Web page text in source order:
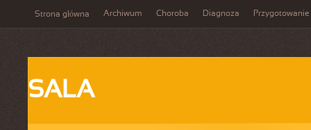
Strona główna Archiwum Choroba Diagnoza Przygotowanie
SALA